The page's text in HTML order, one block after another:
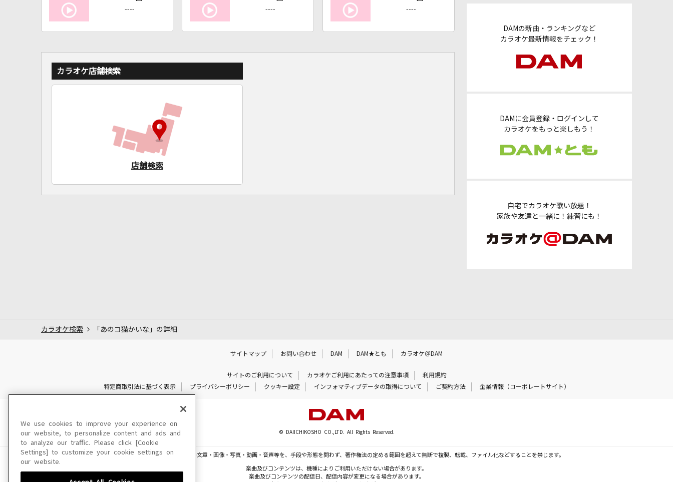
DAMの新曲・ランキングなど
カラオケ最新情報をチェック！
DAMに会員登録・ログインして
カラオケをもっと楽しもう！
自宅でカラオケ歌い放題！
家族や友達と一緒に！練習にも！
---- ---- ----
カラオケ店舗検索
店舗検索
カラオケ検索 「あのコ猫かいな」の詳細
サイトマップ お問い合わせ DAM DAM★とも カラオケ＠DAM
サイトのご利用について カラオケご利用にあたっての注意事項
利用規約
特定商取引法に基づく表示
プライバシーポリシー クッキー設定 インフォマティブデータの取得について ご契約方法 企業情報（コーポレートサイト）
© DAIICHIKOSHO CO.,LTD. All Rights Reserved.
このサイトに掲載されている一切の文章・画像・写真・動画・音声等を、手段や形態を問わず、著作権法の定める範囲を超えて無断で複製、転載、ファイル化などすることを禁じます。
楽曲及びコンテンツは、機種によりご利用いただけない場合があります。
楽曲及びコンテンツの配信日、配信内容が変更になる場合があります。
We use cookies to improve your experience on
our website, to personalize content and ads and
to analyze our traffic. Please click [Cookie
Settings] to customize your cookie settings on
our website.